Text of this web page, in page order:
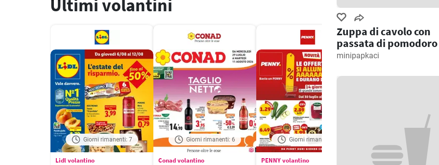
Ultimi volantini
Giorni rimanenti: 7
Lidl volantino
Giorni rimanenti: 6
Conad volantino
Giorni rimanenti: 7
PENNY volantino
Giorni rimanenti:
Aldi volantino
Zuppa di cavolo con
passata di pomodoro
minipapkaci